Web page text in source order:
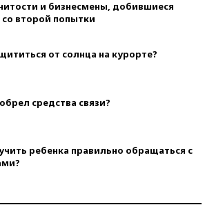
и бизнесмены, добившиеся
со второй попытки
от солнца на курорте?
средства связи?
ребенка правильно обращаться с